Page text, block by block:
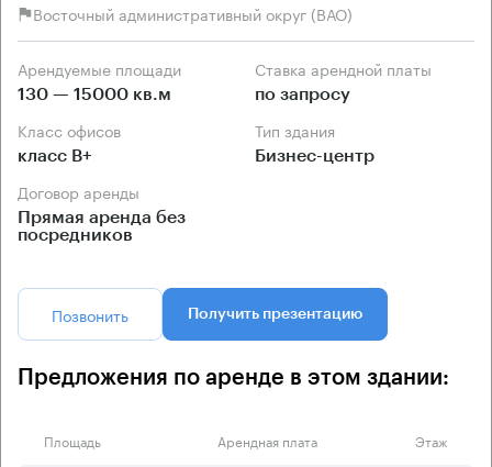
Восточный административный округ (ВАО)
Арендуемые площади
130 — 15000 кв.м
Ставка арендной платы
по запросу
Класс офисов
класс B+
Тип здания
Бизнес-центр
Договор аренды
Прямая аренда без
посредников
Позвонить Получить презентацию
Предложения по аренде в этом здании:
Площадь Арендная плата Этаж